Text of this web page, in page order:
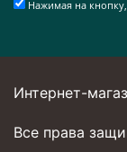
Нажимая на
Интернет-
Все права